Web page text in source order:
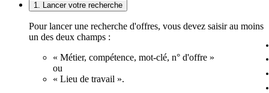
1. Lancer votre recherche
Pour lancer une recherche d'offres, vous devez saisir au moins
un des deux champs :
« Métier, compétence, mot-clé, n° d'offre »
ou
« Lieu de travail ».